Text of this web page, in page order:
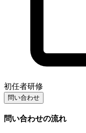
初任者研修
問い合わせ
問い合わせの流れ